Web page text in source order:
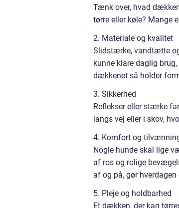
Tænk over, hvad
tørre eller køle? Mange
2. Materiale og kvalitet
Slidstærke, vandtætte
kunne klare daglig
dækkenet så holder
3. Sikkerhed
Reflekser eller stærke
langs vej eller i skov,
4. Komfort og
Nogle hunde skal lige
af ros og rolige
af og på, gør
5. Pleje og holdbarhed
Et dækken, der kan